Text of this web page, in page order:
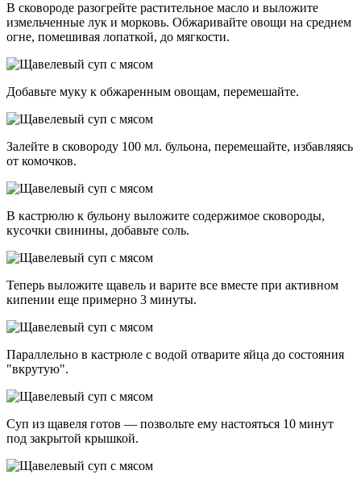
В сковороде разогрейте растительное масло и выложите
измельченные лук и морковь. Обжаривайте овощи на среднем
огне, помешивая лопаткой, до мягкости.
Добавьте муку к обжаренным овощам, перемешайте.
Залейте в сковороду 100 мл. бульона, перемешайте, избавляясь
от комочков.
В кастрюлю к бульону выложите содержимое сковороды,
кусочки свинины, добавьте соль.
Теперь выложите щавель и варите все вместе при активном
кипении еще примерно 3 минуты.
Параллельно в кастрюле с водой отварите яйца до состояния
"вкрутую".
Суп из щавеля готов — позвольте ему настояться 10 минут
под закрытой крышкой.